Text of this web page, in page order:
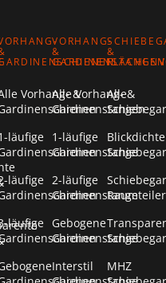
Vorhang- &
läufige
läufige
läufige
VORHANG-
&
GARDINENSTANGEN
Alle Vorhang- &
Gardinenstangen
1-läufige
Gardinenstange
2-läufige
Gardinenstange
Gebogene
Gardinenstange
Interstil
&
Alle
Blickdichte
Raumteiler
MHZ